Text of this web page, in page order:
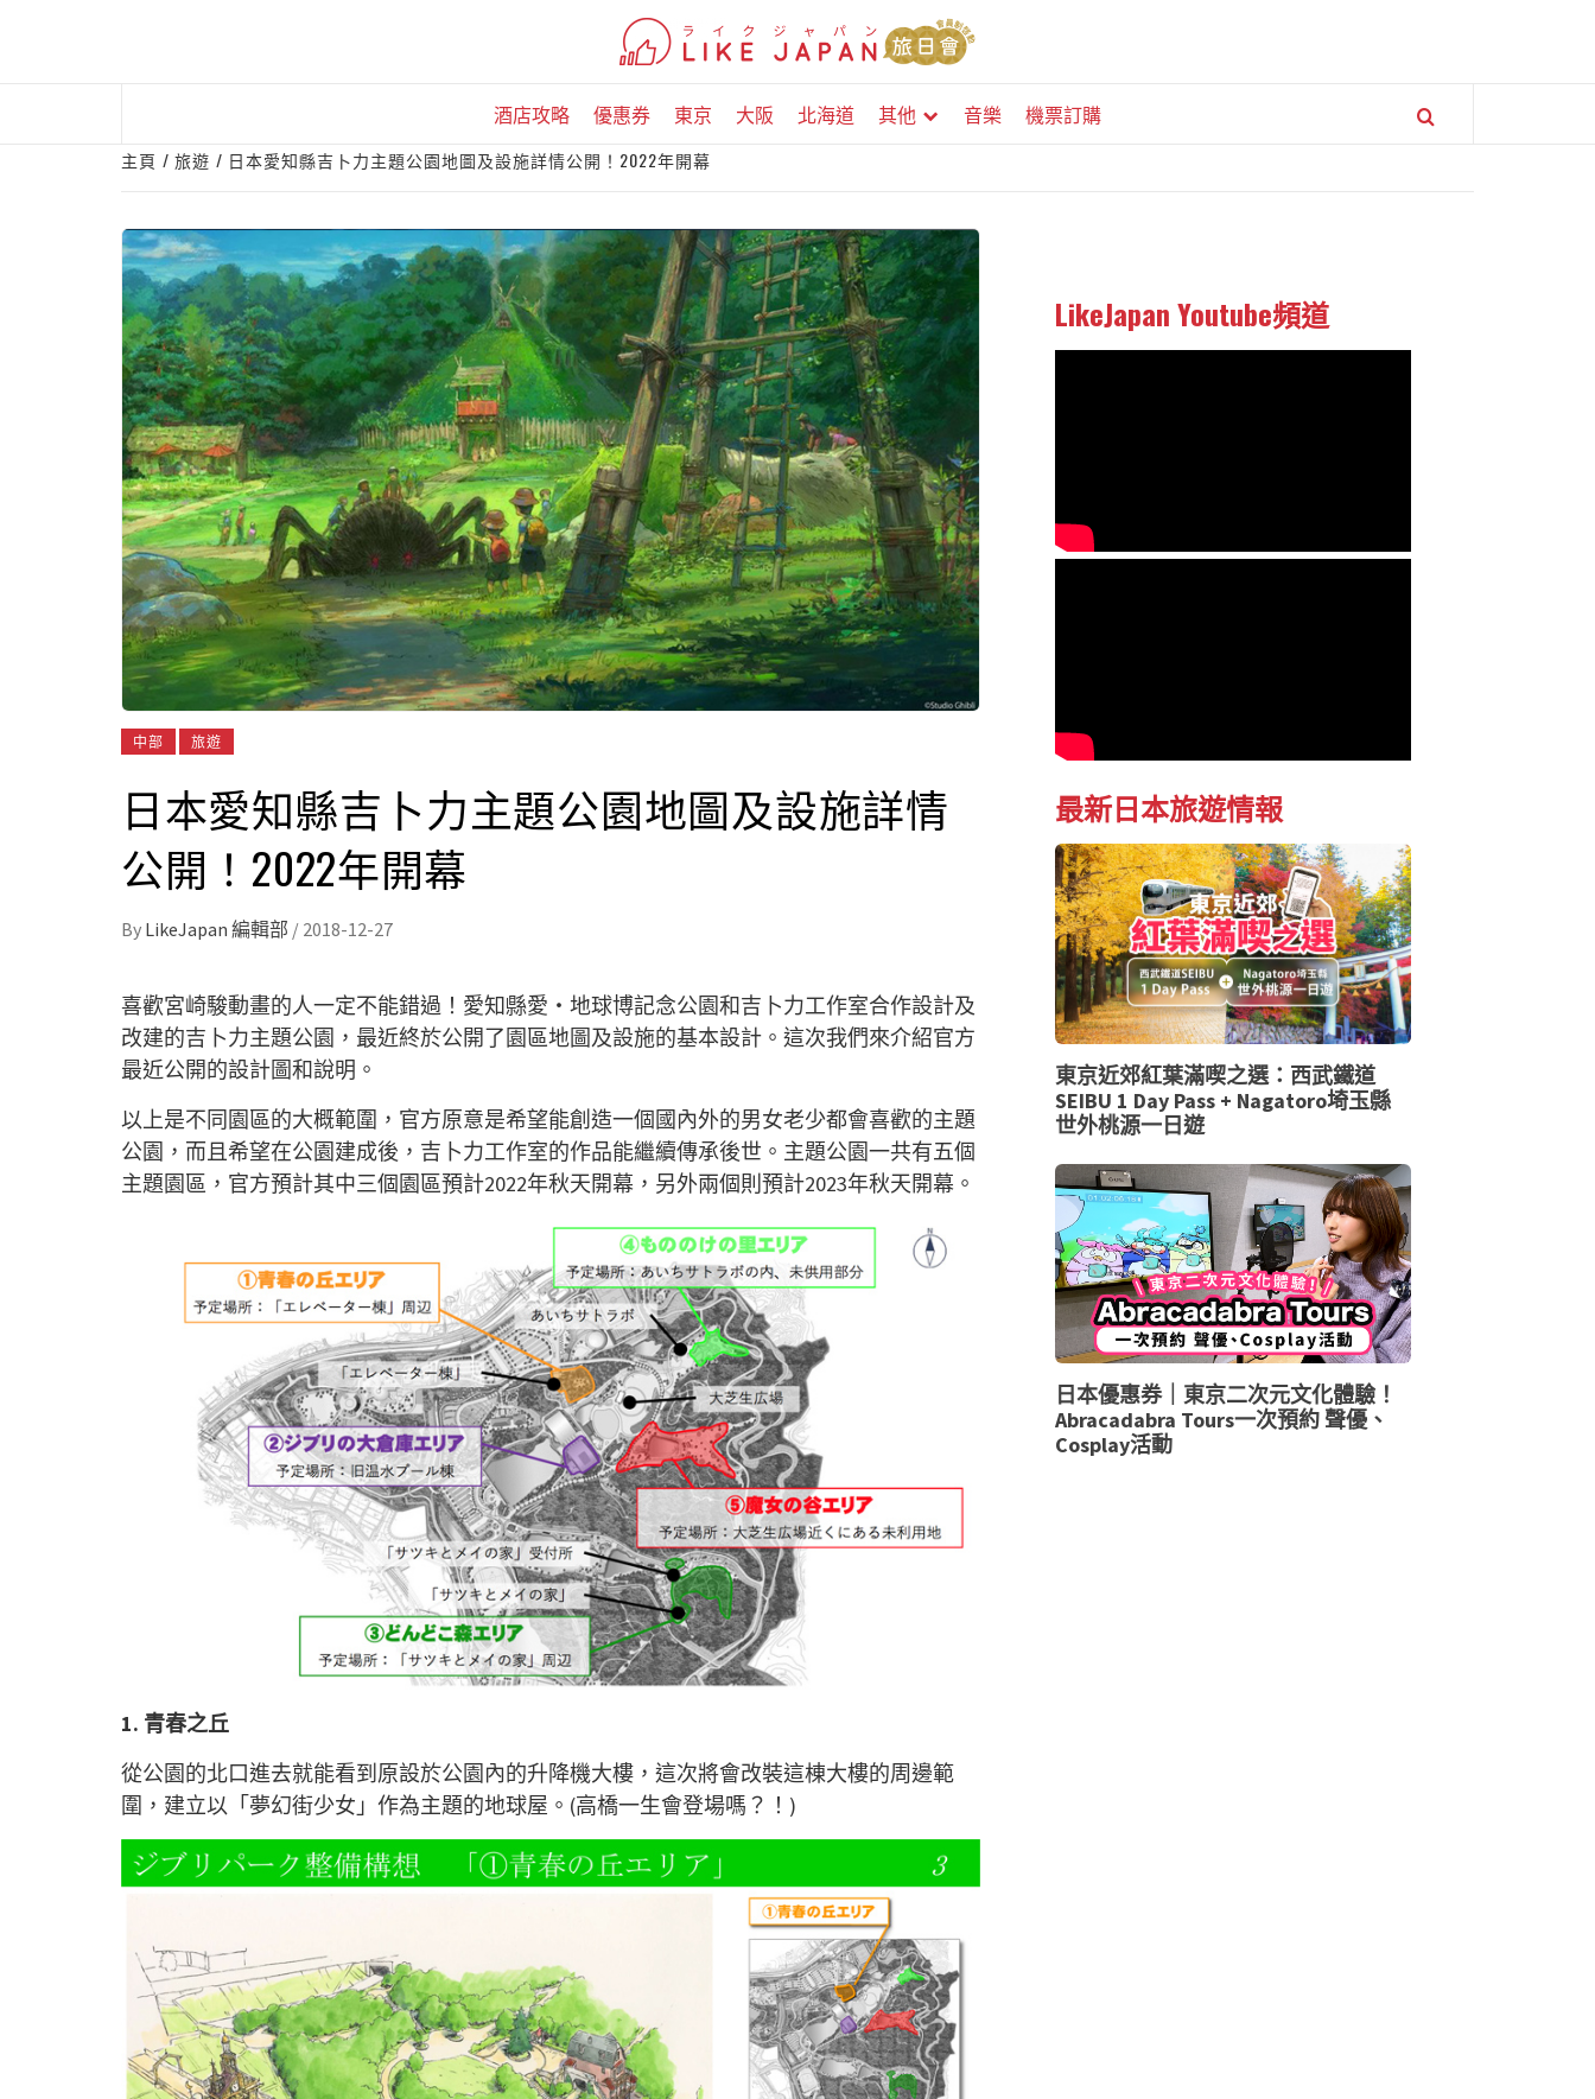
酒店攻略 優惠券 東京 大阪 北海道 其他 音樂 機票訂購
主頁 旅遊 日本愛知縣吉卜力主題公園地圖及設施詳情公開！2022年開幕
中部 旅遊
日本愛知縣吉卜力主題公園地圖及設施詳情
公開！2022年開幕
By LikeJapan 編輯部 / 2018-12-27
喜歡宮崎駿動畫的人一定不能錯過！愛知縣愛 ・地球博記念公園和吉卜力工作室合作設計及
改建的吉卜力主題公園，最近終於公開了園區地圖及設施的基本設計。這次我們來介紹官方
最近公開的設計圖和說明。
以上是不同園區的大概範圍，官方原意是希望能創造一個國內外的男女老少都會喜歡的主題
公園，而且希望在公園建成後，吉卜力工作室的作品能繼續傳承後世。主題公園一共有五個
主題園區，官方預計其中三個園區預計2022年秋天開幕，另外兩個則預計2023年秋天開幕。
1. 青春之丘
從公園的北口進去就能看到原設於公園內的升降機大樓，這次將會改裝這棟大樓的周邊範
圍，建立以「夢幻街少女」作為主題的地球屋。(高橋一生會登場嗎？！)
LikeJapan Youtube頻道
最新日本旅遊情報
東京近郊紅葉滿喫之選：西武鐵道
SEIBU 1 Day Pass + Nagatoro埼玉縣
世外桃源一日遊
日本優惠券｜東京二次元文化體驗！
Abracadabra Tours一次預約 聲優、
Cosplay活動